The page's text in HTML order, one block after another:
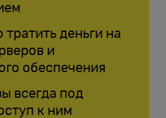
деньги на
и
обеспечения
всегда под
к ним